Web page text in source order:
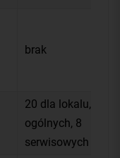
brak
20 dla lokalu, 8
ogólnych, 8
serwisowych